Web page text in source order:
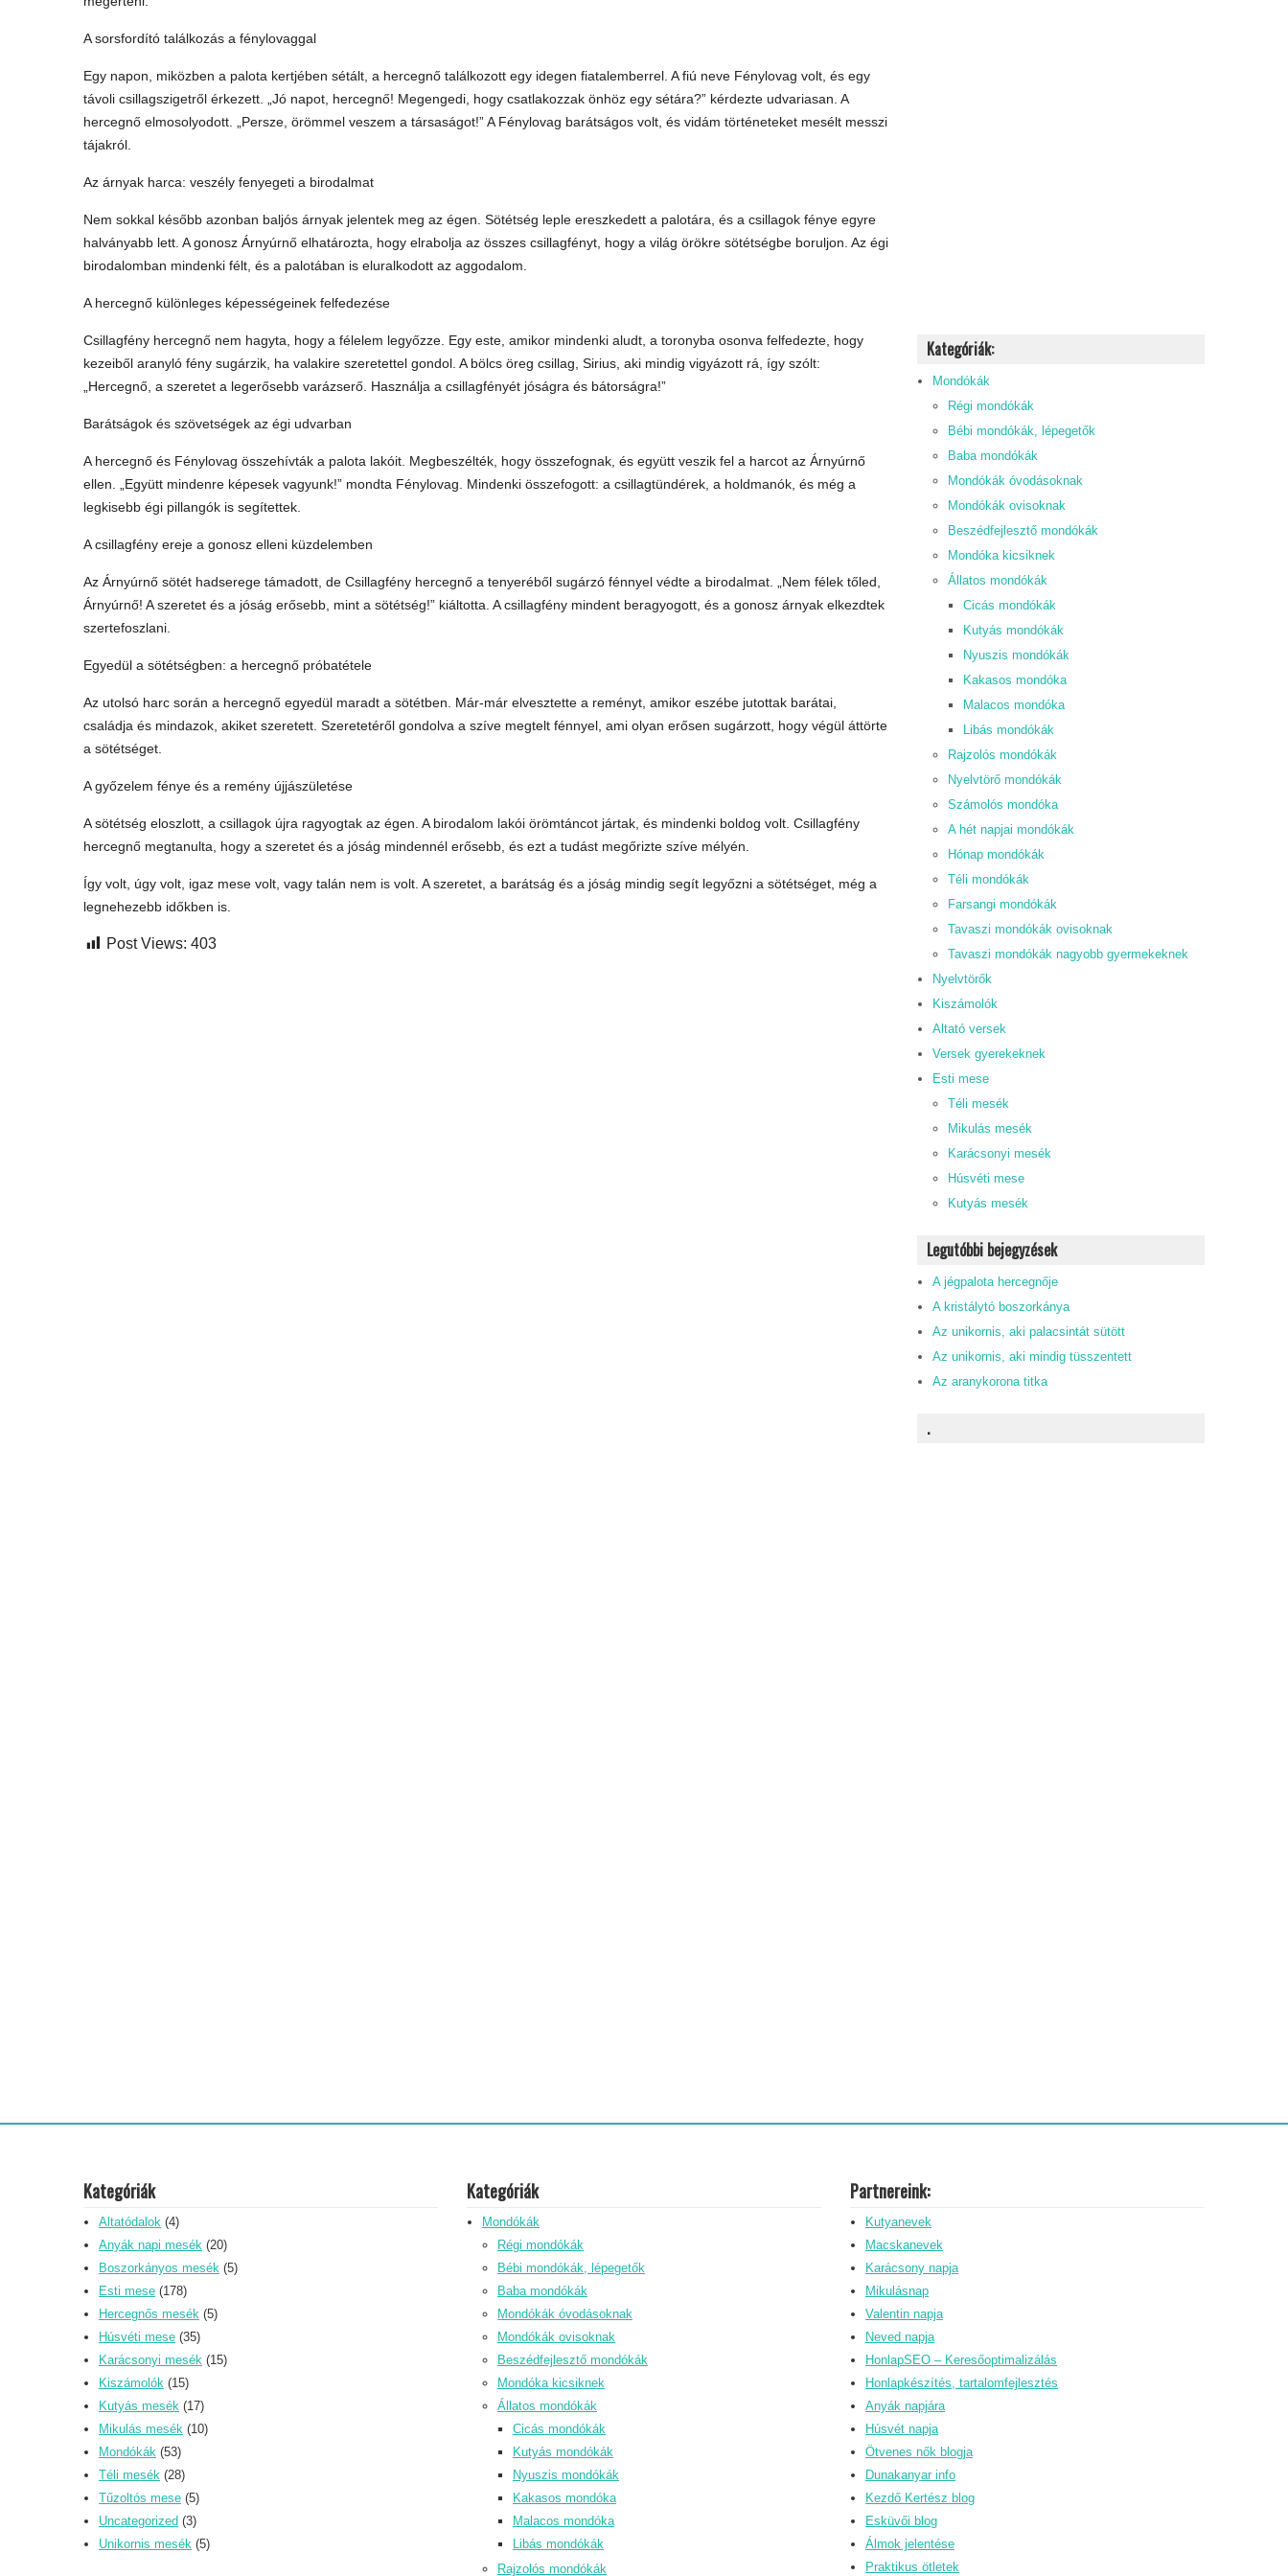
A sorsfordító találkozás a fénylovaggal
Egy napon, miközben a palota kertjében sétált, a hercegnő találkozott egy idegen fiatalemberrel. A fiú neve Fénylovag volt, és egy
távoli csillagszigetről érkezett. „Jó napot, hercegnő! Megengedi, hogy csatlakozzak önhöz egy sétára?” kérdezte udvariasan. A
hercegnő elmosolyodott. „Persze, örömmel veszem a társaságot!” A Fénylovag barátságos volt, és vidám történeteket mesélt messzi
tájakról.
Az árnyak harca: veszély fenyegeti a birodalmat
Nem sokkal később azonban baljós árnyak jelentek meg az égen. Sötétség leple ereszkedett a palotára, és a csillagok fénye egyre
halványabb lett. A gonosz Árnyúrnő elhatározta, hogy elrabolja az összes csillagfényt, hogy a világ örökre sötétségbe boruljon. Az égi
birodalomban mindenki félt, és a palotában is eluralkodott az aggodalom.
A hercegnő különleges képességeinek felfedezése
Csillagfény hercegnő nem hagyta, hogy a félelem legyőzze. Egy este, amikor mindenki aludt, a toronyba osonva felfedezte, hogy
kezeiből aranyló fény sugárzik, ha valakire szeretettel gondol. A bölcs öreg csillag, Sirius, aki mindig vigyázott rá, így szólt:
„Hercegnő, a szeretet a legerősebb varázserő. Használja a csillagfényét jóságra és bátorságra!”
Barátságok és szövetségek az égi udvarban
A hercegnő és Fénylovag összehívták a palota lakóit. Megbeszélték, hogy összefognak, és együtt veszik fel a harcot az Árnyúrnő
ellen. „Együtt mindenre képesek vagyunk!” mondta Fénylovag. Mindenki összefogott: a csillagtündérek, a holdmanók, és még a
legkisebb égi pillangók is segítettek.
A csillagfény ereje a gonosz elleni küzdelemben
Az Árnyúrnő sötét hadserege támadott, de Csillagfény hercegnő a tenyeréből sugárzó fénnyel védte a birodalmat. „Nem félek tőled,
Árnyúrnő! A szeretet és a jóság erősebb, mint a sötétség!” kiáltotta. A csillagfény mindent beragyogott, és a gonosz árnyak elkezdtek
szertefoszlani.
Egyedül a sötétségben: a hercegnő próbatétele
Az utolsó harc során a hercegnő egyedül maradt a sötétben. Már-már elvesztette a reményt, amikor eszébe jutottak barátai,
családja és mindazok, akiket szeretett. Szeretetéről gondolva a szíve megtelt fénnyel, ami olyan erősen sugárzott, hogy végül áttörte
a sötétséget.
A győzelem fénye és a remény újjászületése
A sötétség eloszlott, a csillagok újra ragyogtak az égen. A birodalom lakói örömtáncot jártak, és mindenki boldog volt. Csillagfény
hercegnő megtanulta, hogy a szeretet és a jóság mindennél erősebb, és ezt a tudást megőrizte szíve mélyén.
Így volt, úgy volt, igaz mese volt, vagy talán nem is volt. A szeretet, a barátság és a jóság mindig segít legyőzni a sötétséget, még a
legnehezebb időkben is.
Post Views: 403
Kategóriák:
Mondókák
Régi mondókák
Bébi mondókák, lépegetők
Baba mondókák
Mondókák óvodásoknak
Mondókák ovisoknak
Beszédfejlesztő mondókák
Mondóka kicsiknek
Állatos mondókák
Cicás mondókák
Kutyás mondókák
Nyuszis mondókák
Kakasos mondóka
Malacos mondóka
Libás mondókák
Rajzolós mondókák
Nyelvtörő mondókák
Számolós mondóka
A hét napjai mondókák
Hónap mondókák
Téli mondókák
Farsangi mondókák
Tavaszi mondókák ovisoknak
Tavaszi mondókák nagyobb gyermekeknek
Nyelvtörők
Kiszámolók
Altató versek
Versek gyerekeknek
Esti mese
Téli mesék
Mikulás mesék
Karácsonyi mesék
Húsvéti mese
Kutyás mesék
Legutóbbi bejegyzések
A jégpalota hercegnője
A kristálytó boszorkánya
Az unikornis, aki palacsintát sütött
Az unikornis, aki mindig tüsszentett
Az aranykorona titka
.
Kategóriák
Altatódalok (4)
Anyák napi mesék (20)
Boszorkányos mesék (5)
Esti mese (178)
Hercegnős mesék (5)
Húsvéti mese (35)
Karácsonyi mesék (15)
Kiszámolók (15)
Kutyás mesék (17)
Mikulás mesék (10)
Mondókák (53)
Téli mesék (28)
Tűzoltós mese (5)
Uncategorized (3)
Unikornis mesék (5)
Kategóriák
Mondókák
Régi mondókák
Bébi mondókák, lépegetők
Baba mondókák
Mondókák óvodásoknak
Mondókák ovisoknak
Beszédfejlesztő mondókák
Mondóka kicsiknek
Állatos mondókák
Cicás mondókák
Kutyás mondókák
Nyuszis mondókák
Kakasos mondóka
Malacos mondóka
Libás mondókák
Rajzolós mondókák
Partnereink:
Kutyanevek
Macskanevek
Karácsony napja
Mikulásnap
Valentin napja
Neved napja
HonlapSEO – Keresőoptimalizálás
Honlapkészítés, tartalomfejlesztés
Anyák napjára
Húsvét napja
Ötvenes nők blogja
Dunakanyar info
Kezdő Kertész blog
Esküvői blog
Álmok jelentése
Praktikus ötletek